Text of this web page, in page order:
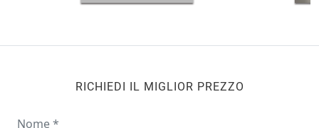
RICHIEDI IL MIGLIOR PREZZO